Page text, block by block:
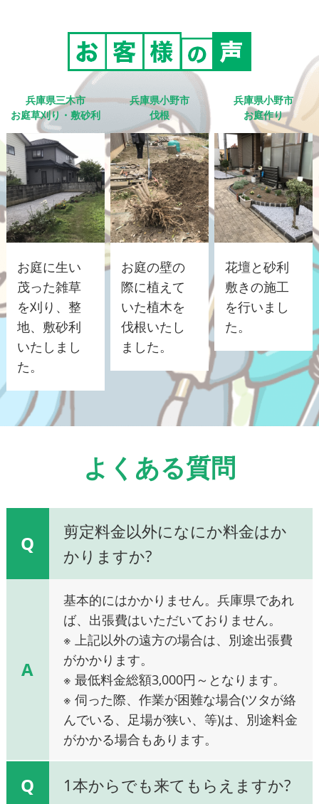
兵庫県三木市
お庭草刈り・敷砂利
お庭に生い
茂った雑草
を刈り、整
地、敷砂利
いたしまし
た。
兵庫県小野市
伐根
お庭の壁の
際に植えて
いた植木を
伐根いたし
ました。
兵庫県小野市
お庭作り
花壇と砂利
敷きの施工
を行いまし
た。
よくある質問
Q
剪定料金以外になにか料金はか
かりますか?
A
基本的にはかかりません。兵庫県であれ
ば、出張費はいただいておりません。
※ 上記以外の遠方の場合は、別途出張費
がかかります。
※ 最低料金総額3,000円～となります。
※ 伺った際、作業が困難な場合(ツタが絡
んでいる、足場が狭い、等)は、別途料金
がかかる場合もあります。
Q 1本からでも来てもらえますか?